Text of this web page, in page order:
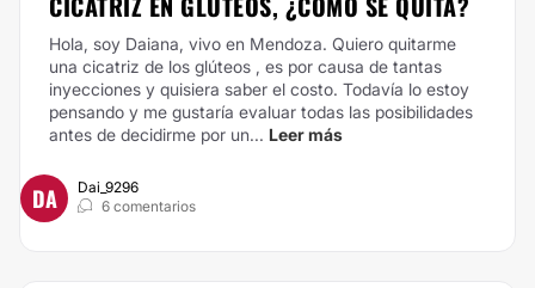
Hola, soy Daiana, vivo en Mendoza. Quiero quitarme
una cicatriz de los glúteos , es por causa de tantas
inyecciones y quisiera saber el costo. Todavía lo estoy
pensando y me gustaría evaluar todas las posibilidades
antes de decidirme por un... Leer más
DA
Dai_9296
6 comentarios